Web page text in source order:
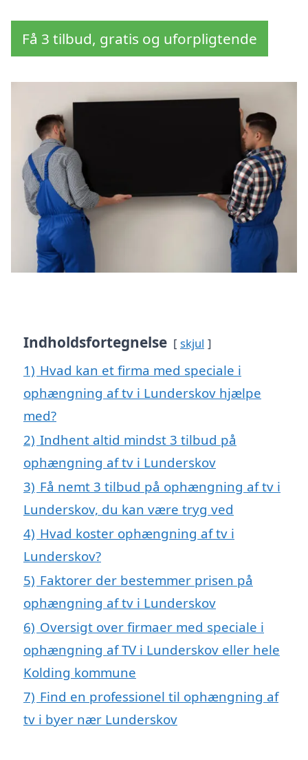
Få 3 tilbud, gratis og uforpligtende
Indholdsfortegnelse skjul
1) Hvad kan et firma med speciale i
ophængning af tv i Lunderskov hjælpe
med?
2) Indhent altid mindst 3 tilbud på
ophængning af tv i Lunderskov
3) Få nemt 3 tilbud på ophængning af tv i
Lunderskov, du kan være tryg ved
4) Hvad koster ophængning af tv i
Lunderskov?
5) Faktorer der bestemmer prisen på
ophængning af tv i Lunderskov
6) Oversigt over firmaer med speciale i
ophængning af TV i Lunderskov eller hele
Kolding kommune
7) Find en professionel til ophængning af
tv i byer nær Lunderskov